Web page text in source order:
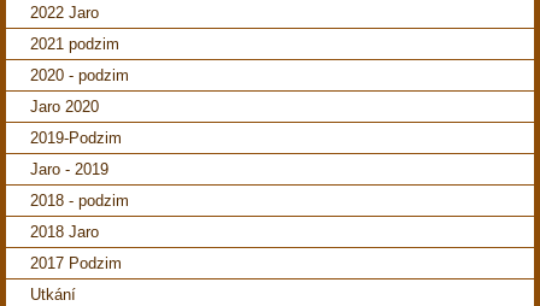
2022 Jaro
2021 podzim
2020 - podzim
Jaro 2020
2019-Podzim
Jaro - 2019
2018 - podzim
2018 Jaro
2017 Podzim
Utkání